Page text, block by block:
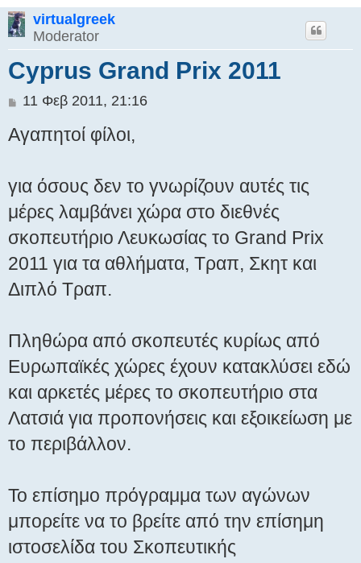
virtualgreek
Moderator
Cyprus Grand Prix 2011
Δ
μ
ο
ί
ε
υ
σ
11 Φεβ 2011, 21:16
Αγαπητοί φίλοι,
για όσους δεν το γνωρίζουν αυτές τις
μέρες λαμβάνει χώρα στο διεθνές
σκοπευτήριο Λευκωσίας το Grand Prix
2011 για τα αθλήματα, Τραπ, Σκητ και
Διπλό Τραπ.
Πληθώρα από σκοπευτές κυρίως από
Ευρωπαϊκές χώρες έχουν κατακλύσει εδώ
και αρκετές μέρες το σκοπευτήριο στα
Λατσιά για προπονήσεις και εξοικείωση με
το περιβάλλον.
Το επίσημο πρόγραμμα των αγώνων
μπορείτε να το βρείτε από την επίσημη
ιστοσελίδα του Σκοπευτικής